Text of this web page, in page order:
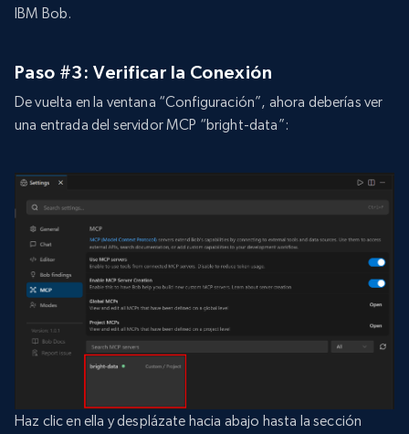
IBM Bob.
Paso #3: Verificar la Conexión
De vuelta en la ventana “Configuración”, ahora deberías ver
una entrada del servidor MCP “bright-data”:
Haz clic en ella y desplázate hacia abajo hasta la sección